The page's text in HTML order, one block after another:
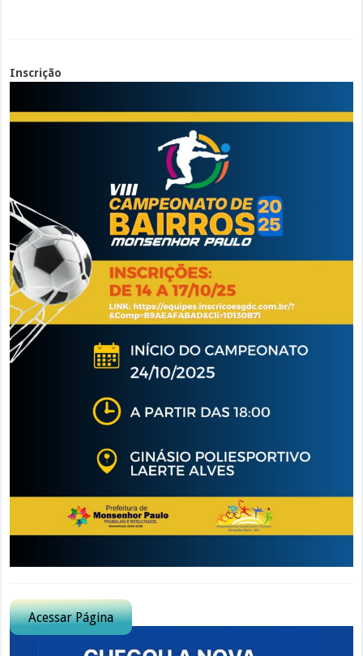
Inscrição
Acessar Página